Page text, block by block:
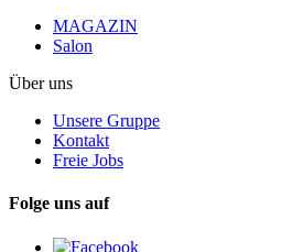
MAGAZIN
Salon
Über uns
Unsere Gruppe
Kontakt
Freie Jobs
Folge uns auf